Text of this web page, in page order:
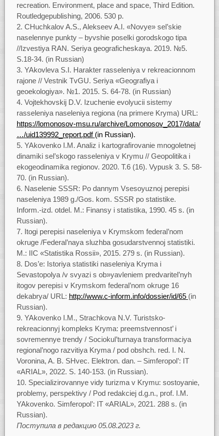
recreation. Environment, place and space, Third Edition.
Routledgepublishing, 2006. 530 p.
CHuchkalov A.S., Alekseev A.I. «Novye» sel’skie
naselennye punkty – byvshie poselki gorodskogo tipa
//Izvestiya RAN. Seriya geograficheskaya. 2019. №5.
S.18-34. (in Russian)
YAkovleva S.I. Harakter rasseleniya v rekreacionnom
rajone // Vestnik TvGU. Seriya «Geografiya i
geoekologiya». №1. 2015. S. 64-78. (in Russian)
Vojtekhovskij D.V. Izuchenie evolyucii sistemy
rasseleniya naseleniya regiona (na primere Kryma) URL:
https://lomonosov-msu.ru/archive/Lomonosov_2017/data/
…/uid139992_report.pdf (in Russian).
YAkovenko I.M. Analiz i kartografirovanie mnogoletnej
dinamiki sel’skogo rasseleniya v Krymu // Geopolitika i
ekogeodinamika regionov. 2020. T.6 (16). Vypusk 3. S. 58-
70. (in Russian).
Naselenie SSSR: Po dannym Vsesoyuznoj perepisi
naseleniya 1989 g./Gos. kom. SSSR po statistike.
Inform.-izd. otdel. M.: Finansy i statistika, 1990. 45 s. (in
Russian).
Itogi perepisi naseleniya v Krymskom federal’nom
okruge /Federal’naya sluzhba gosudarstvennoj statistiki.
M.: IIC «Statistika Rossii», 2015. 279 s. (in Russian).
Dos’e: Istoriya statistiki naseleniya Kryma i
Sevastopolya /v svyazi s ob»yavleniem predvaritel’nyh
itogov perepisi v Krymskom federal’nom okruge 16
dekabrya/ URL: http://www.c-inform.info/dossier/id/65 (in
Russian).
YAkovenko I.M., Strachkova N.V. Turistsko-
rekreacionnyj kompleks Kryma: preemstvennost’ i
sovremennye trendy / Sociokul’turnaya transformaciya
regional’nogo razvitiya Kryma / pod obshch. red. I. N.
Voronina, A. B. SHvec. Elektron. dan. – Simferopol’: IT
«ARIAL», 2022. S. 140-153. (in Russian).
Specializirovannye vidy turizma v Krymu: sostoyanie,
problemy, perspektivy / Pod redakciej d.g.n., prof. I.M.
YAkovenko. Simferopol’: IT «ARIAL», 2021. 288 s. (in
Russian).
Поступила в редакцию 05.08.2023 г.